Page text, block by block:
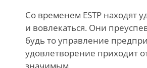
Со временем ESTP находят
и вовлекаться. Они
будь то управление
удовлетворение приходит
значимым.